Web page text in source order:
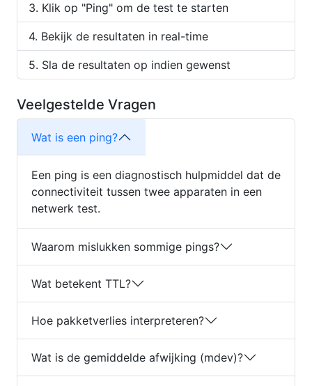
Klik op "Ping" om de test te starten
Bekijk de resultaten in real-time
Sla de resultaten op indien gewenst
Veelgestelde Vragen
Wat is een ping?
Een ping is een diagnostisch hulpmiddel dat de
connectiviteit tussen twee apparaten in een
netwerk test.
Waarom mislukken sommige pings?
Wat betekent TTL?
Hoe pakketverlies interpreteren?
Wat is de gemiddelde afwijking (mdev)?